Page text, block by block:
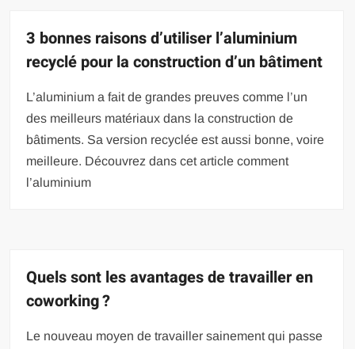
3 bonnes raisons d’utiliser l’aluminium
recyclé pour la construction d’un bâtiment
L’aluminium a fait de grandes preuves comme l’un
des meilleurs matériaux dans la construction de
bâtiments. Sa version recyclée est aussi bonne, voire
meilleure. Découvrez dans cet article comment
l’aluminium
Quels sont les avantages de travailler en
coworking ?
Le nouveau moyen de travailler sainement qui passe